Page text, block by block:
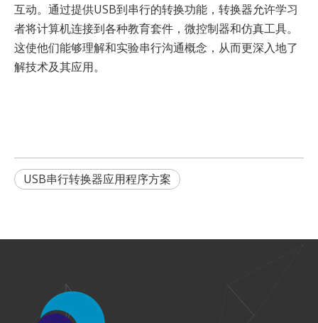
互动。通过提供USB到串行的转换功能，转换器允许学习
者将计算机连接到各种教育套件，微控制器和仿真工具。
这使他们能够理解和实验串行沟通概念，从而更深入地了
解技术及其应用。
USB串行转换器应用程序方案